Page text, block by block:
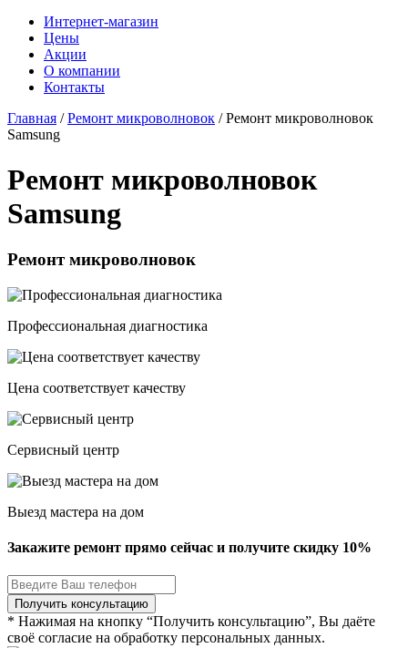
Интернет-магазин
Цены
Акции
О компании
Контакты
Главная /Ремонт микроволновок /Ремонт микроволновок
Samsung
Ремонт микроволновок
Samsung
Ремонт микроволновок
Профессиональная диагностика
Цена соответствует качеству
Сервисный центр
Выезд мастера на дом
Закажите ремонт прямо сейчас и получите скидку 10%
* Нажимая на кнопку “Получить консультацию”, Вы даёте
своё согласие на обработку персональных данных.